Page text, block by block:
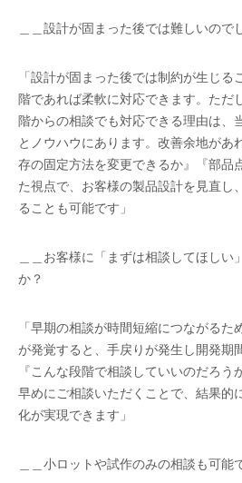
＿＿設計が固まった後では難しいので
「設計が固まった後では制約が生じ
階であれば柔軟に対応できます。ただ
階からの相談でも対応できる理由は、
とノウハウにあります。改善余地があ
存の固定方法を変更できるか』『部品
た視点で、お客様の製品設計を見直し
ることも可能です」
＿＿お客様に「まずは相談してほし
か？
「早期の相談が時間短縮につながる
が発覚すると、手戻りが発生し開発期
『こんな段階で相談していいのだろう
早めにご相談いただくことで、結果的
化が実現できます」
＿＿小ロットや試作のみの相談も可能